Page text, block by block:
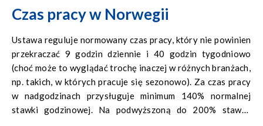
Czas pracy w Norwegii
Ustawa reguluje normowany czas pracy, który nie powinien
przekraczać 9 godzin dziennie i 40 godzin tygodniowo
(choć może to wyglądać trochę inaczej w różnych branżach,
np. takich, w których pracuje się sezonowo). Za czas pracy
w nadgodzinach przysługuje minimum 140% normalnej
stawki godzinowej. Na podwyższoną do 200% stawkę